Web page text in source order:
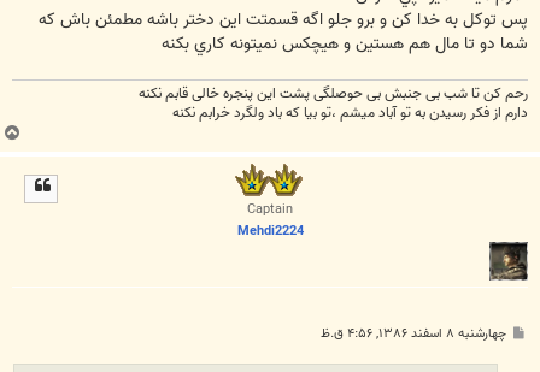
پس توكل به خدا كن و برو جلو اگه قسمتت اين دختر باشه مطمئن باش كه
شما دو تا مال هم هستين و هيچكس نميتونه كاري بكنه
رحم کن تا شب بی جنبش بی حوصلگی پشت این پنجره خالی قابم نکنه
دارم از فکر رسیدن به تو آباد میشم ،تو بیا که باد ولگرد خرابم نکنه
ب
ا
Captain
Mehdi2224
پ چهارشنبه ۸ اسفند ۱۳۸۶, ۴:۵۶ ق.ظ